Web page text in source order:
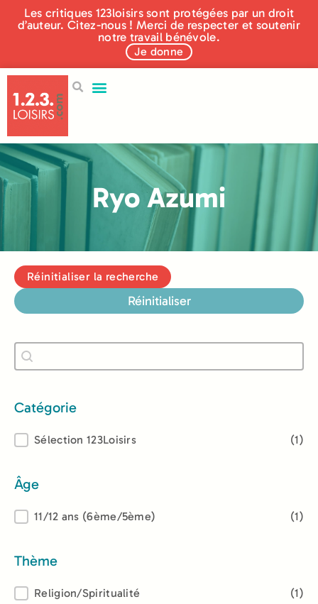
Les critiques 123loisirs sont protégées par un droit
d’auteur. Citez-nous ! Merci de respecter et soutenir
notre travail bénévole.
Je donne
Ryo Azumi
Réinitialiser la recherche
Réinitialiser
Recherche
Rechercher
Catégorie
Catégorie
Sélection 123Loisirs (1)
Âge
Âge11/12 ans (6ème/5ème) (1)
Thème
Thème
Religion/Spiritualité (1)